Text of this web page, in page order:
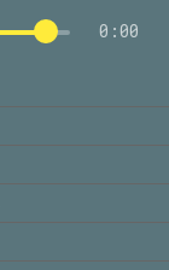
0:00